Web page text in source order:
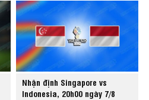
Nhận định Singapore vs
Indonesia, 20h00 ngày 7/8